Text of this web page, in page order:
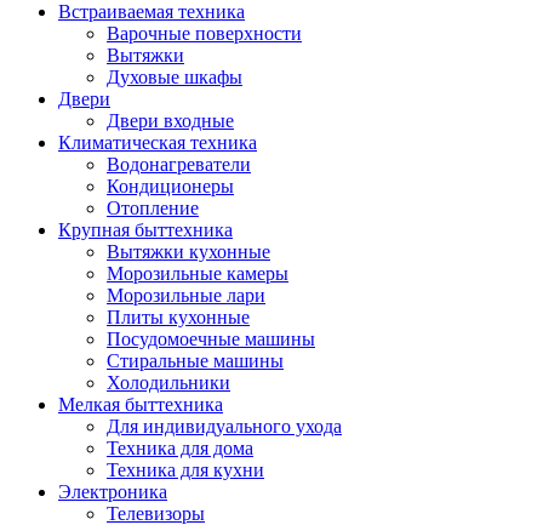
Встраиваемая техника
Варочные поверхности
Вытяжки
Духовые шкафы
Двери
Двери входные
Климатическая техника
Водонагреватели
Кондиционеры
Отопление
Крупная быттехника
Вытяжки кухонные
Морозильные камеры
Морозильные лари
Плиты кухонные
Посудомоечные машины
Стиральные машины
Холодильники
Мелкая быттехника
Для индивидуального ухода
Техника для дома
Техника для кухни
Электроника
Телевизоры